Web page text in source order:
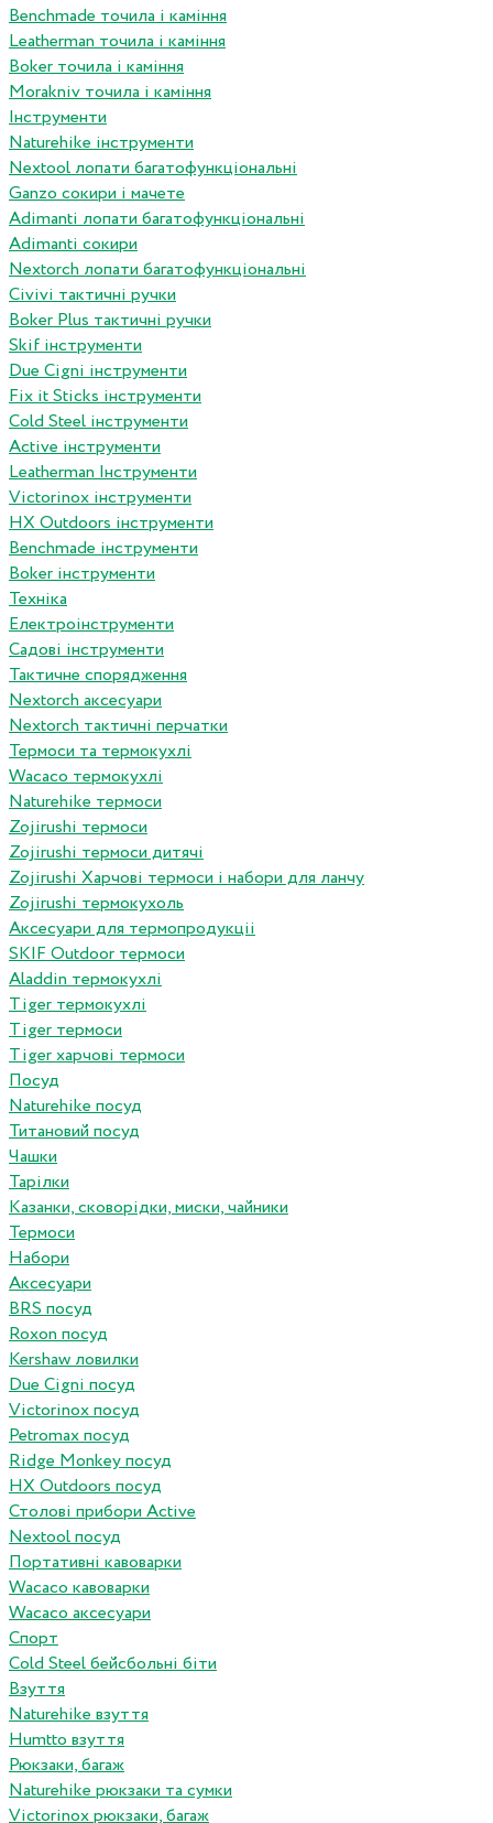
Benchmade точила і каміння
Leatherman точила і каміння
Boker точила і каміння
Morakniv точила і каміння
Інструменти
Naturehike інструменти
Nextool лопати багатофункціональні
Ganzo сокири і мачете
Adimanti лопати багатофункціональні
Adimanti сокири
Nextorch лопати багатофункціональні
Сivivi тактичні ручки
Boker Plus тактичні ручки
Skif інструменти
Due Cigni інструменти
Fix it Sticks інструменти
Сold Steel інструменти
Active інструменти
Leatherman Інструменти
Victorinox інструменти
HX Outdoors інструменти
Benchmade інструменти
Boker інструменти
Техніка
Електроінструменти
Садові інструменти
Тактичне спорядження
Nextorch аксесуари
Nextorch тактичні перчатки
Термоси та термокухлі
Wacaco термокухлі
Naturehike термоси
Zojirushi термоси
Zojirushi термоси дитячі
Zojirushi Харчові термоси і набори для ланчу
Zojirushi термокухоль
Аксесуари для термопродукціі
SKIF Outdoor термоси
Aladdin термокухлі
Tiger термокухлі
Tiger термоси
Tiger харчові термоси
Посуд
Naturehike посуд
Титановий посуд
Чашки
Тарілки
Казанки, сковорідки, миски, чайники
Термоси
Набори
Аксесуари
BRS посуд
Roxon посуд
Kershaw ловилки
Due Cigni посуд
Victorinox посуд
Petromax посуд
Ridge Monkey посуд
HX Outdoors посуд
Столові прибори Active
Nextool посуд
Портативні кавоварки
Wacaco кавоварки
Wacaco аксесуари
Спорт
Cold Steel бейсбольні біти
Взуття
Naturehike взуття
Humtto взуття
Рюкзаки, багаж
Naturehike рюкзаки та сумки
Victorinox рюкзаки, багаж